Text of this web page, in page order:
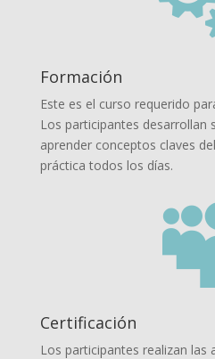
Formación
Este es el curso requerido
Los participantes desarrollan
aprender conceptos claves
práctica todos los días.
Certificación
Los participantes realizan las